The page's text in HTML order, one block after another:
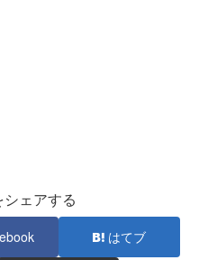
ェアする
はてブ